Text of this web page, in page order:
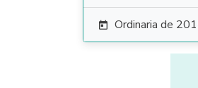
 Ordinaria de